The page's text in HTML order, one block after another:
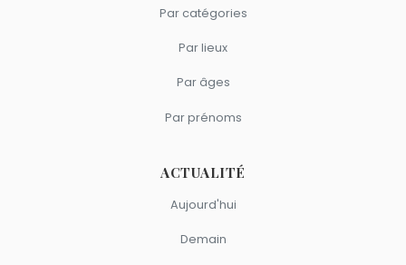
Par catégories
Par lieux
Par âges
Par prénoms
ACTUALITÉ
Aujourd'hui
Demain